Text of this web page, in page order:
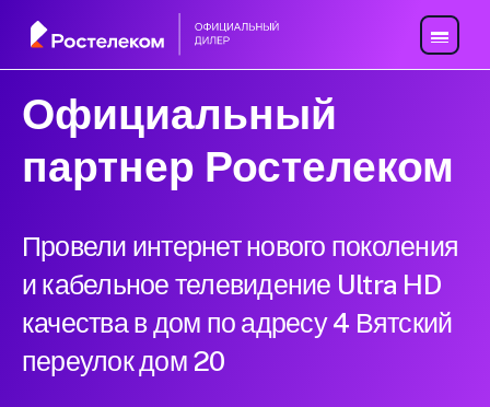
Официальный
партнер Ростелеком
Провели интернет нового поколения
и кабельное телевидение Ultra HD
качества в дом по адресу 4 Вятский
переулок дом 20